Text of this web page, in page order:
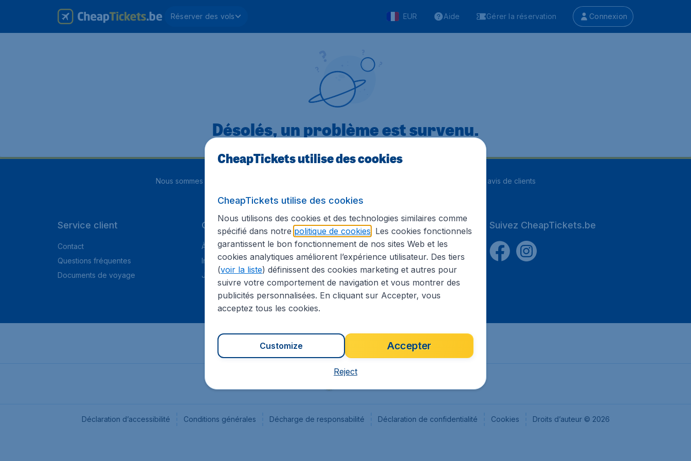
Réserver des vols EUR Aide Gérer la réservation Connexion
Désolés, un problème est survenu.
Nous sommes notés avis de clients
Service client
Contact
Questions fréquentes
Documents de voyage
CheapTickets.be
À propos
Information Légale
Jobs
Sites internationaux
Flugladen.de
CheapTickets.ch
CheapTickets.sg
CheapTickets.nl
Suivez CheapTickets.be
Déclaration d’accessibilité Conditions générales Décharge de responsabilité Déclaration de confidentialité Cookies Droits d’auteur © 2026
CheapTickets utilise des cookies
CheapTickets utilise des cookies
Nous utilisons des cookies et des technologies similaires comme
spécifié dans notre politique de cookies . Les cookies fonctionnels
garantissent le bon fonctionnement de nos sites Web et les
cookies analytiques améliorent l’expérience utilisateur. Des tiers
(voir la liste) définissent des cookies marketing et autres pour
suivre votre comportement de navigation et vous montrer des
publicités personnalisées. En cliquant sur Accepter, vous
acceptez tous les cookies.
Accepter
Customize
Reject